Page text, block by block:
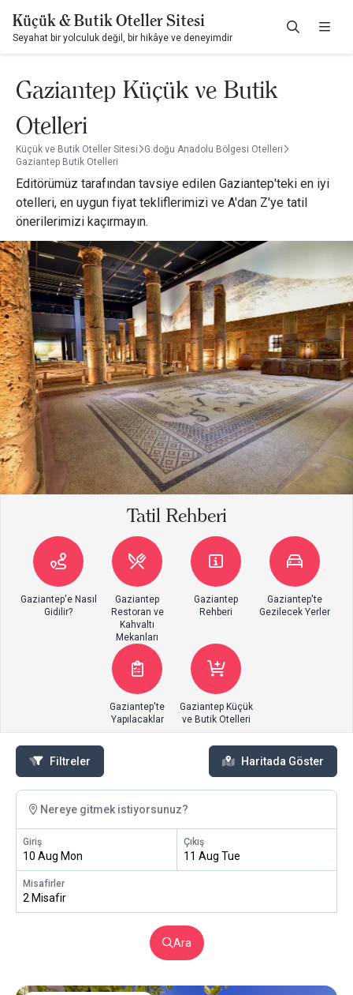
Küçük & Butik Oteller Sitesi
Seyahat bir yolculuk değil, bir hikâye ve deneyimdir
Gaziantep Küçük ve Butik
Otelleri
Küçük ve Butik Oteller Sitesi
G.doğu Anadolu Bölgesi Otelleri
Gaziantep Butik Otelleri
Editörümüz tarafından tavsiye edilen Gaziantep'teki en iyi
otelleri, en uygun fiyat tekliflerimizi ve A'dan Z'ye tatil
önerilerimizi kaçırmayın.
Tatil Rehberi
Gaziantep'e Nasıl
Gidilir?
Gaziantep
Restoran ve
Kahvaltı
Mekanları
Gaziantep
Rehberi
Gaziantep'te
Gezilecek Yerler
Gaziantep'te
Yapılacaklar
Gaziantep Küçük
ve Butik Otelleri
Filtreler Haritada Göster
Nereye gitmek istiyorsunuz?
Giriş
10 Aug Mon
Çıkış
11 Aug Tue
Misafirler
2 Misafir
Ara